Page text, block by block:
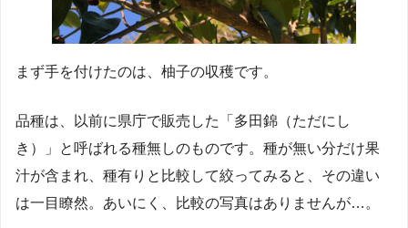
まず手を付けたのは、柚子の収穫です。
品種は、以前に県庁で販売した「多田錦（ただにし
き）」と呼ばれる種無しのものです。種が無い分だけ果
汁が含まれ、種有りと比較して絞ってみると、その違い
は一目瞭然。あいにく、比較の写真はありませんが…。